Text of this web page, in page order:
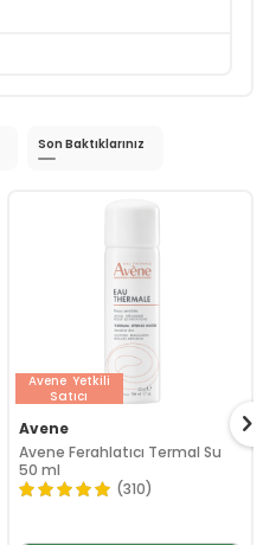
Son Baktıklarınız
Avene Yetkili
Satıcı
Avene
Avene Ferahlatıcı Termal Su
50 ml
(310)